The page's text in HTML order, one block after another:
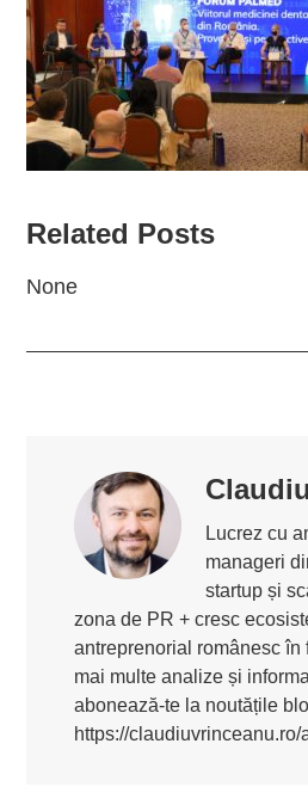
Related Posts
None
Lucrez cu
manageri
startup și
zona de PR + cresc
antreprenorial românesc în
mai multe analize și
abonează-te la noutățile
https://